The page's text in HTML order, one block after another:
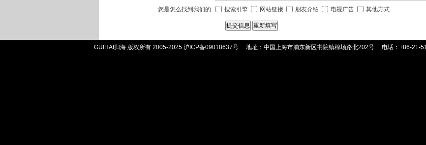
您是怎么找到我们的 搜索引擎 网站链接 朋友介绍 电视广告 其他方式
GUIHAI归海 版权所有 2005-2025 沪ICP备09018637号 地址：中国上海市浦东新区书院镇棉场路北202号 电话：+86-21-